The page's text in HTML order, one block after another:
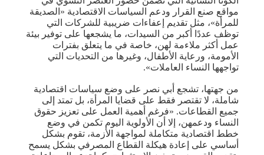
مواقع صنع القرار ودعم السياسات الاقتصادية «الصديقة
للمرأة»، مثل تقديم إعفاءات ضريبية للشركات التي
توظف عددًا أكبر من السيدات، ما يشجعها على توفير بيئة
عمل أكثر ملاءمة لهن، خاصة في ما يتعلق بفترات
الأمومة، ورعاية الأطفال، وغيرها من التحديات التي
تواجهها النساء العاملات».
من جهتها، تشجع أبي نصر على وضع سياسات اقتصادية
شاملة، لا تقتصر فقط على قضايا المرأة، بل تمتد إلى
جميع القطاعات. «فرغم أهمية العمل على تعزيز حقوق
النساء ودعمهن، إلا أن الأولوية اليوم تكمن في وضع
خطط اقتصادية متكاملة لمواجهة الأزمة، تقوم بشكل
أساسي على إعادة هيكلة القطاع المصرفي بشكل يسمح